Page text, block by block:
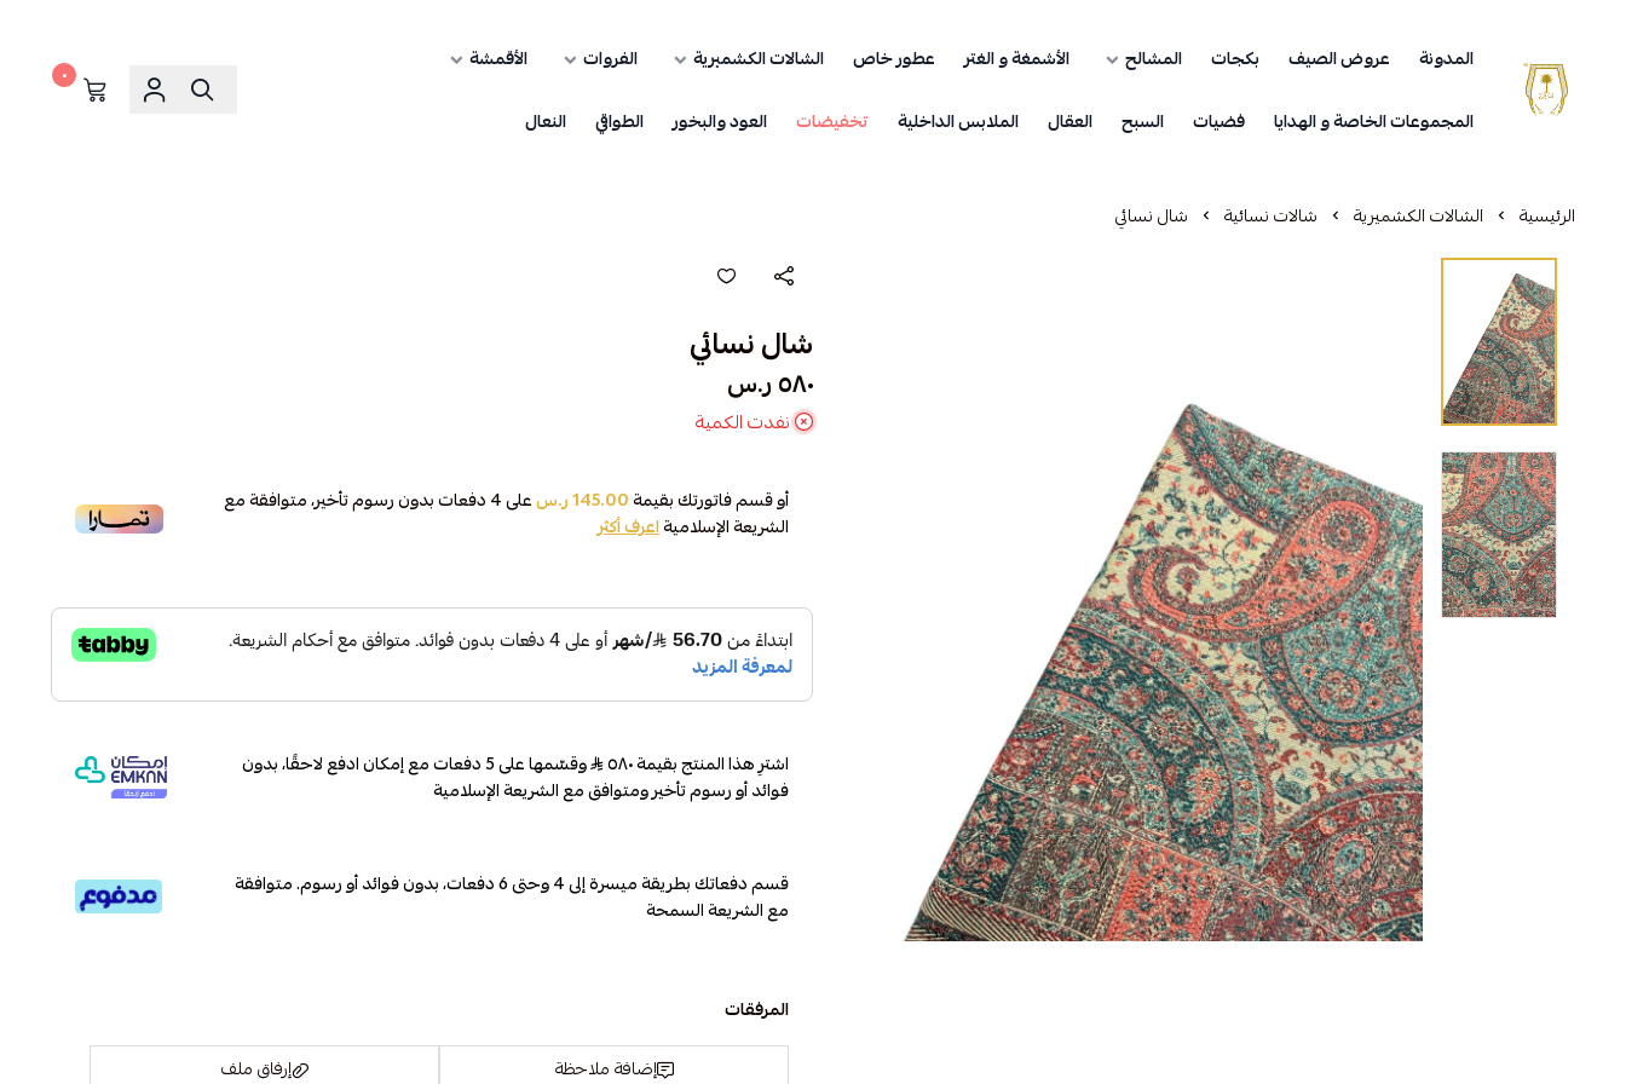
مشالح المهدي الملكية
المدونة عروض الصيف بكجات المشالح الأشمغة و الغتر عطور خاص الشالات الكشميرية الفروات
الأقمشة
المجموعات الخاصة و الهدايا
فضيات السبح العقال الملابس الداخلية تخفيضات العود والبخور الطواقي النعال
٠
الرئيسية الشالات الكشميرية شالات نسائية شال نسائي
شال نسائي
٥٨٠ ر.س
نفدت الكمية
أو قسم فاتورتك بقيمة145.00 ر.س على4دفعات بدون رسوم تأخير، متوافقة مع
الشريعة الإسلاميةاعرف أكثر
اشترِ هذا المنتج بقيمة ٥٨٠
وقسّمها على 5 دفعات مع إمكان ادفع لاحقًا، بدون
فوائد أو رسوم تأخير ومتوافق مع الشريعة الإسلامية
قسم دفعاتك بطريقة ميسرة إلى 4 وحتى 6 دفعات، بدون فوائد أو رسوم. متوافقة
مع الشريعة السمحة
المرفقات
إضافة ملاحظة
إرفاق ملف